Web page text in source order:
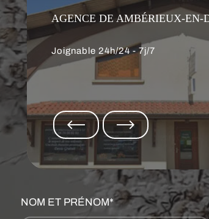
AGENCE DE AMBÉRIEUX-EN-
Joignable 24h/24 - 7j/7
NOM ET PRÉNOM*